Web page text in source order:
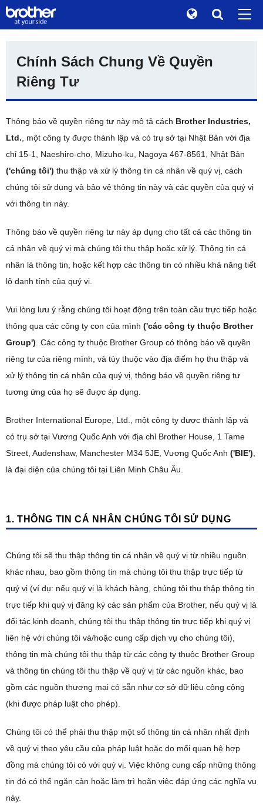
de Deutsch
en English
Français
ja 日本語
ru Русский
th ไทย
Tìm Kiếm
Global
Câu chuyện về thương hiệu
Tính bền vững
Thông Tin về Tập Đoàn
Tin Tức
Bảo tàng Brother
TOP
Chính Sách Chung Về Quyền
Riêng Tư
Thông báo về quyền riêng tư này mô tả cách Brother Industries,
Ltd. , một công ty được thành lập và có trụ sở tại Nhật Bản với địa
chỉ 15-1, Naeshiro-cho, Mizuho-ku, Nagoya 467-8561, Nhật Bản
('chúng tôi') thu thập và xử lý thông tin cá nhân về quý vị, cách
chúng tôi sử dụng và bảo vệ thông tin này và các quyền của quý vị
với thông tin này.
Thông báo về quyền riêng tư này áp dụng cho tất cả các thông tin
cá nhân về quý vị mà chúng tôi thu thập hoặc xử lý. Thông tin cá
nhân là thông tin, hoặc kết hợp các thông tin có nhiều khả năng tiết
lộ danh tính của quý vị.
Vui lòng lưu ý rằng chúng tôi hoạt động trên toàn cầu trực tiếp hoặc
thông qua các công ty con của mình ('các công ty thuộc Brother
Group') . Các công ty thuộc Brother Group có thông báo về quyền
riêng tư của riêng mình, và tùy thuộc vào địa điểm họ thu thập và
xử lý thông tin cá nhân của quý vị, thông báo về quyền riêng tư
tương ứng của họ sẽ được áp dụng.
Brother International Europe, Ltd., một công ty được thành lập và
có trụ sở tại Vương Quốc Anh với địa chỉ Brother House, 1 Tame
Street, Audenshaw, Manchester M34 5JE, Vương Quốc Anh ('BIE')
là đại diện của chúng tôi tại Liên Minh Châu Âu.
1. THÔNG TIN CÁ NHÂN CHÚNG TÔI SỬ DỤNG
Chúng tôi sẽ thu thập thông tin cá nhân về quý vị từ nhiều nguồn
khác nhau, bao gồm thông tin mà chúng tôi thu thập trực tiếp từ
quý vị (ví dụ: nếu quý vị là khách hàng, chúng tôi thu thập thông tin
trực tiếp khi quý vị đăng ký các sản phẩm của Brother, nếu quý vị là
đối tác kinh doanh, chúng tôi thu thập thông tin trực tiếp khi quý vị
liên hệ với chúng tôi và/hoặc cung cấp dịch vụ cho chúng tôi),
thông tin mà chúng tôi thu thập từ các công ty thuộc Brother Group
và thông tin chúng tôi thu thập về quý vị từ các nguồn khác, bao
gồm các nguồn thương mại có sẵn như cơ sở dữ liệu công cộng
(khi được pháp luật cho phép).
Chúng tôi có thể phải thu thập một số thông tin cá nhân nhất định
về quý vị theo yêu cầu của pháp luật hoặc do mối quan hệ hợp
đồng mà chúng tôi có với quý vị. Việc không cung cấp những thông
tin đó có thể ngăn cản hoặc làm trì hoãn việc đáp ứng các nghĩa vụ
này.